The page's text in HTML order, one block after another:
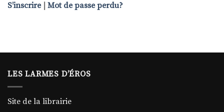
S’inscrire Mot de passe perdu?
LES LARMES D’ÉROS
Site de la librairie